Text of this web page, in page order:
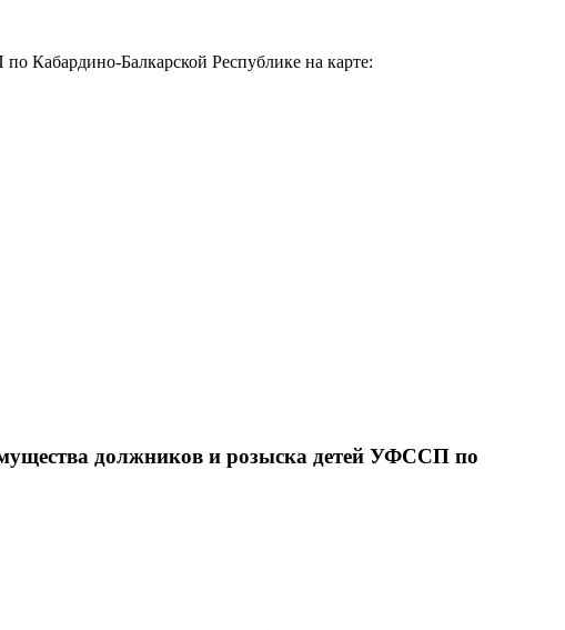
Кабардино-Балкарской Республике на карте:
должников и розыска детей УФССП по